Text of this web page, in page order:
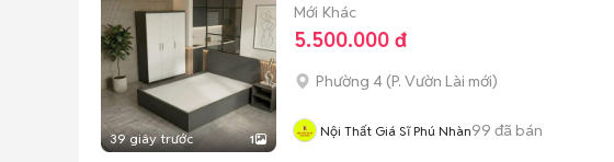
39 giây trước 1
Mới Khác
5.500.000 đ
Phường 4 (P. Vườn Lài mới)
Nội Thất Giá Sĩ Phú Nhàn99 đã bán